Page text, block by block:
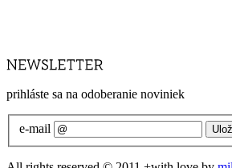
prihláste sa na odoberanie noviniek
e-mail